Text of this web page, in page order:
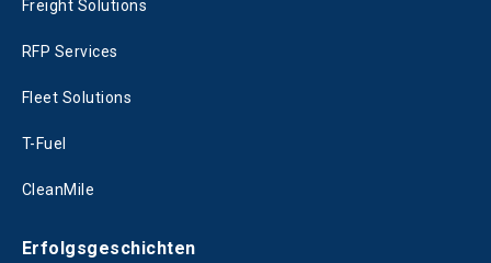
Freight Solutions
RFP Services
Fleet Solutions
T-Fuel
CleanMile
Erfolgsgeschichten